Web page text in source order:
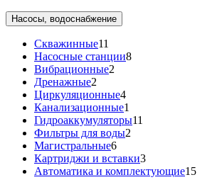
Насосы, водоснабжение
Скважинные11
Насосные станции8
Вибрационные2
Дренажные2
Циркуляционные4
Канализационные1
Гидроаккумуляторы11
Фильтры для воды2
Магистральные6
Картриджи и вставки3
Автоматика и комплектующие15